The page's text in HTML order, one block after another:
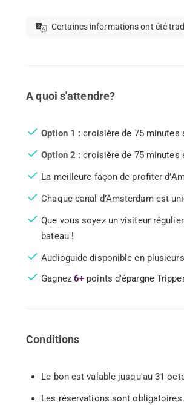
Certaines informations ont été
A quoi s'attendre?
Option 1 : croisière de 75 minutes
Option 2 : croisière de 75 minutes
La meilleure façon de profiter
Chaque canal d’Amsterdam est
Que vous soyez un visiteur
bateau !
Audioguide disponible en
Gagnez 6+ points d'épargne
Conditions
Le bon est valable jusqu'au 31
Les réservations sont